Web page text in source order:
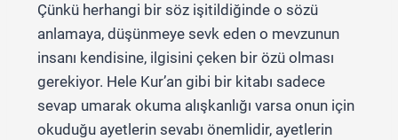
Çünkü herhangi bir söz işitildiğinde o sözü
anlamaya, düşünmeye sevk eden o mevzunun
insanı kendisine, ilgisini çeken bir özü olması
gerekiyor. Hele Kur’an gibi bir kitabı sadece
sevap umarak okuma alışkanlığı varsa onun için
okuduğu ayetlerin sevabı önemlidir, ayetlerin